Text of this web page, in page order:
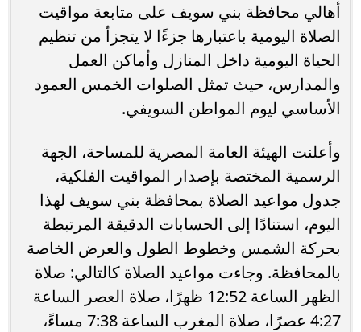
أهالي محافظة بني سويف على متابعة مواقيت
الصلاة اليومية باعتبارها جزءًا لا يتجزأ من تنظيم
الحياة اليومية داخل المنازل وأماكن العمل
والمدارس، حيث تمثل الصلوات الخمس العمود
الأساسي ليوم المواطن السويفي.
وأعلنت الهيئة العامة المصرية للمساحة، الجهة
الرسمية المختصة بإصدار المواقيت الفلكية،
جدول مواعيد الصلاة بمحافظة بني سويف لهذا
اليوم، استنادًا إلى الحسابات الدقيقة المرتبطة
بحركة الشمس وخطوط الطول والعرض الخاصة
بالمحافظة. وجاءت مواعيد الصلاة كالتالي: صلاة
الظهر الساعة 12:52 ظهرًا، صلاة العصر الساعة
4:27 عصرًا، صلاة المغرب الساعة 7:38 مساءً،